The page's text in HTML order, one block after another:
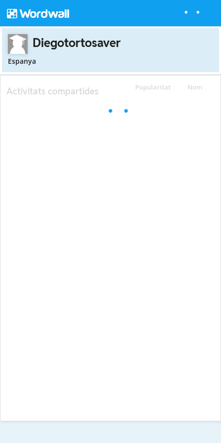
Diegotortosaver
Espanya
Popularitat Nom
Activitats compartides